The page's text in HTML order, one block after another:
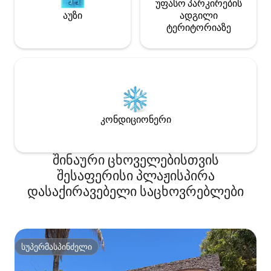
აუზი
უფასო პარკირების
ადგილი
ტერიტორიაზე
კონდიციონერი
შინაური ცხოველებისთვის
შესაფერისი პლაჟისპირა
დასაქირავებელი საცხოვრებლები
სუპერმასპინძელი
სუპერმასპინძელი